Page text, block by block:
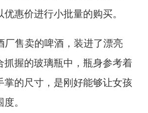
惠价进行小批量的购买。
厂售卖的啤酒，装进了漂亮
抓握的玻璃瓶中，瓶身参考着
掌的尺寸，是刚好能够让女孩
。